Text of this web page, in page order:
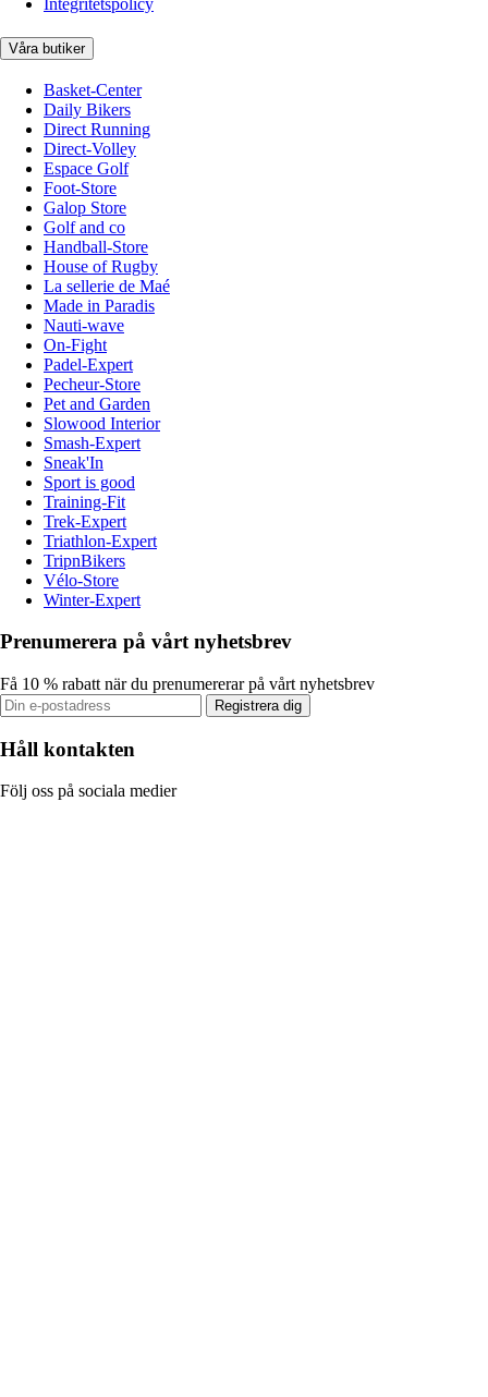
Integritetspolicy
Våra butiker
Basket-Center
Daily Bikers
Direct Running
Direct-Volley
Espace Golf
Foot-Store
Galop Store
Golf and co
Handball-Store
House of Rugby
La sellerie de Maé
Made in Paradis
Nauti-wave
On-Fight
Padel-Expert
Pecheur-Store
Pet and Garden
Slowood Interior
Smash-Expert
Sneak'In
Sport is good
Training-Fit
Trek-Expert
Triathlon-Expert
TripnBikers
Vélo-Store
Winter-Expert
Prenumerera på vårt nyhetsbrev
Få 10 % rabatt när du prenumererar på vårt nyhetsbrev
Registrera dig
Håll kontakten
Följ oss på sociala medier